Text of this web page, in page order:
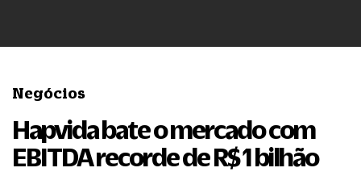
Negócios
Hapvida bate o mercado com
EBITDA recorde de R$ 1 bilhão